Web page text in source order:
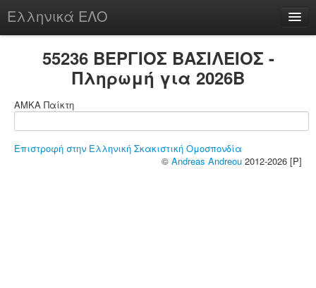
Ελληνικά ΕΛΟ
chesstu.be @ discord
55236 ΒΕΡΓΙΟΣ ΒΑΣΙΛΕΙΟΣ -
Πληρωμή για 2026B
ΑΜΚΑ Παίκτη
Επιστροφή στην Ελληνική Σκακιστική Ομοσπονδία
© Andreas Andreou 2012-2026 [P]